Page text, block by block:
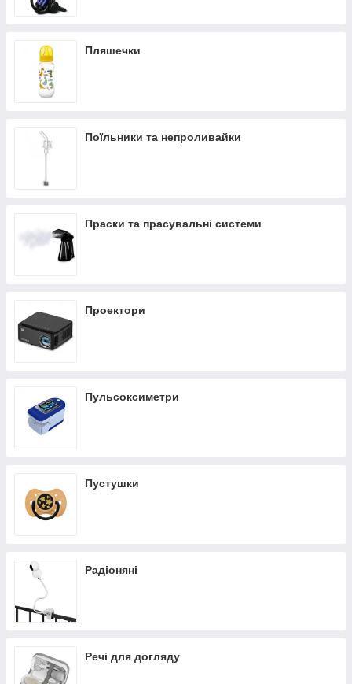
Пляшечки
Поїльники та непроливайки
Праски та прасувальні системи
Проектори
Пульсоксиметри
Пустушки
Радіоняні
Речі для догляду